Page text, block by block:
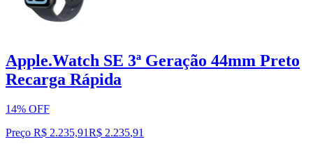
Apple.Watch SE 3ª Geração 44mm Preto
Recarga Rápida
14% OFF
Preço R$ 2.235,91R$ 2.235,91